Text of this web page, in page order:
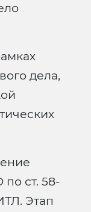
дела,
ст. 58-
Этап